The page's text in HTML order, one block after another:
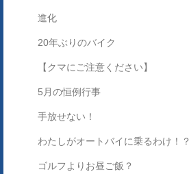
進化
20年ぶりのバイク
【クマにご注意ください】
5月の恒例行事
手放せない！
わたしがオートバイに乗るわけ！？
ゴルフよりお昼ご飯？